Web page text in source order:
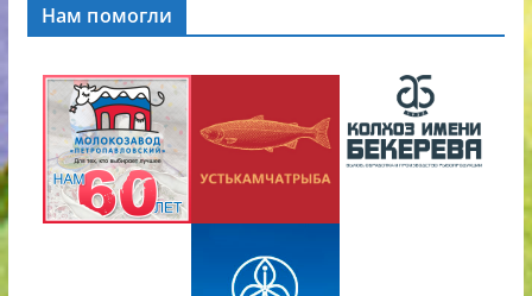
Нам помогли